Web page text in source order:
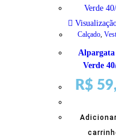
Calçado,
Verde
R$